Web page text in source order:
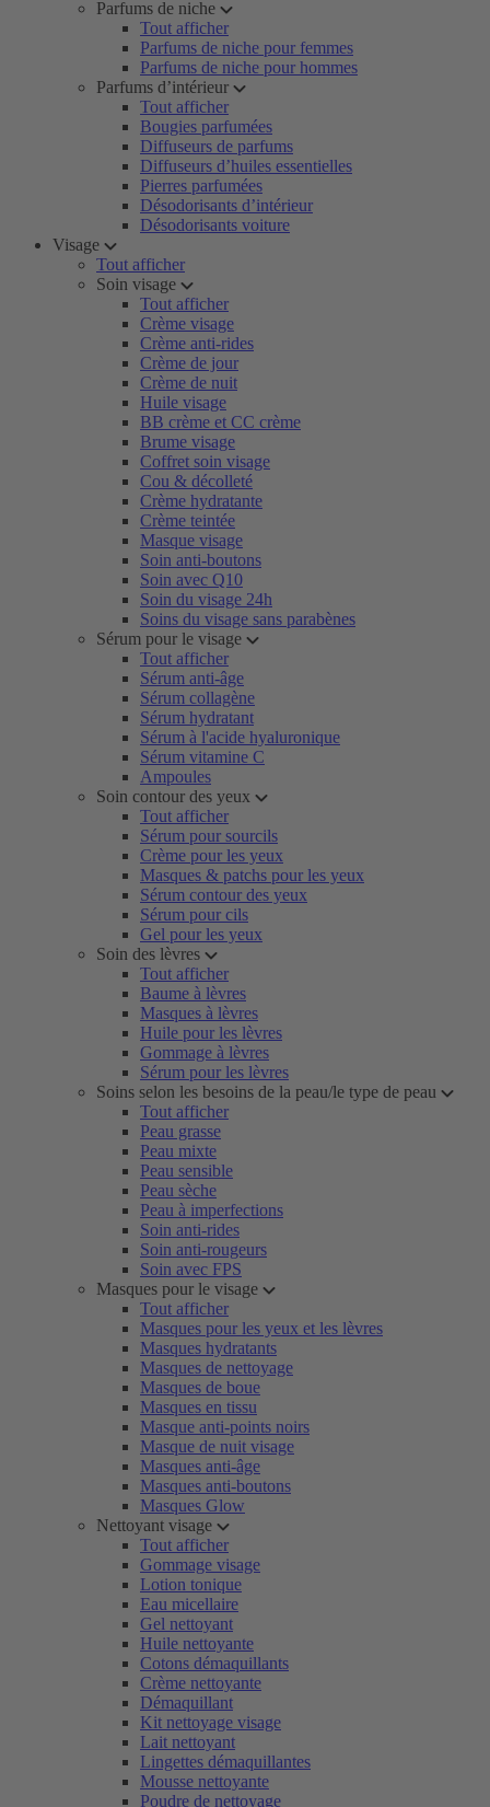
Parfums de niche
Tout afficher
Parfums de niche pour femmes
Parfums de niche pour hommes
Parfums d’intérieur
Tout afficher
Bougies parfumées
Diffuseurs de parfums
Diffuseurs d’huiles essentielles
Pierres parfumées
Désodorisants d’intérieur
Désodorisants voiture
Visage
Tout afficher
Soin visage
Tout afficher
Crème visage
Crème anti-rides
Crème de jour
Crème de nuit
Huile visage
BB crème et CC crème
Brume visage
Coffret soin visage
Cou & décolleté
Crème hydratante
Crème teintée
Masque visage
Soin anti-boutons
Soin avec Q10
Soin du visage 24h
Soins du visage sans parabènes
Sérum pour le visage
Tout afficher
Sérum anti-âge
Sérum collagène
Sérum hydratant
Sérum à l'acide hyaluronique
Sérum vitamine C
Ampoules
Soin contour des yeux
Tout afficher
Sérum pour sourcils
Crème pour les yeux
Masques & patchs pour les yeux
Sérum contour des yeux
Sérum pour cils
Gel pour les yeux
Soin des lèvres
Tout afficher
Baume à lèvres
Masques à lèvres
Huile pour les lèvres
Gommage à lèvres
Sérum pour les lèvres
Soins selon les besoins de la peau/le type de peau
Tout afficher
Peau grasse
Peau mixte
Peau sensible
Peau sèche
Peau à imperfections
Soin anti-rides
Soin anti-rougeurs
Soin avec FPS
Masques pour le visage
Tout afficher
Masques pour les yeux et les lèvres
Masques hydratants
Masques de nettoyage
Masques de boue
Masques en tissu
Masque anti-points noirs
Masque de nuit visage
Masques anti-âge
Masques anti-boutons
Masques Glow
Nettoyant visage
Tout afficher
Gommage visage
Lotion tonique
Eau micellaire
Gel nettoyant
Huile nettoyante
Cotons démaquillants
Crème nettoyante
Démaquillant
Kit nettoyage visage
Lait nettoyant
Lingettes démaquillantes
Mousse nettoyante
Poudre de nettoyage